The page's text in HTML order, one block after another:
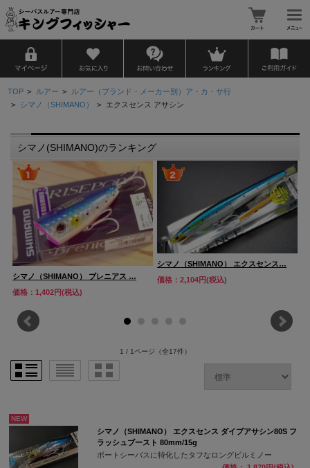
TOP > ルアー > ルアー（ブランド・メーカー別）ア・カ・サ行
> シマノ（SHIMANO） > エクスセンス アサシン
シマノ(SHIMANO)のランキング
シマノ（SHIMANO） ブレニアス …
価格：1,402円(税込)
シマノ（SHIMANO） エクスセンス…
価格：2,104円(税込)
1 / 1ページ （全17件）
NEW
シマノ（SHIMANO） エクスセンス ダイブアサシン80S フ
ラッシュブースト 80mm/15g
ボートシーバスに特化したタフなロングビルミノー